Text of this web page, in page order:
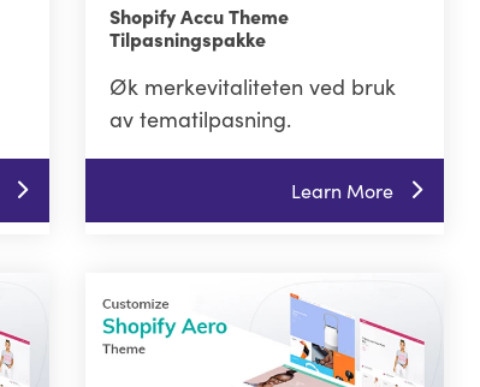
Shopify Accu Theme
Tilpasningspakke
Øk merkevitaliteten ved bruk
av tematilpasning.
Learn More